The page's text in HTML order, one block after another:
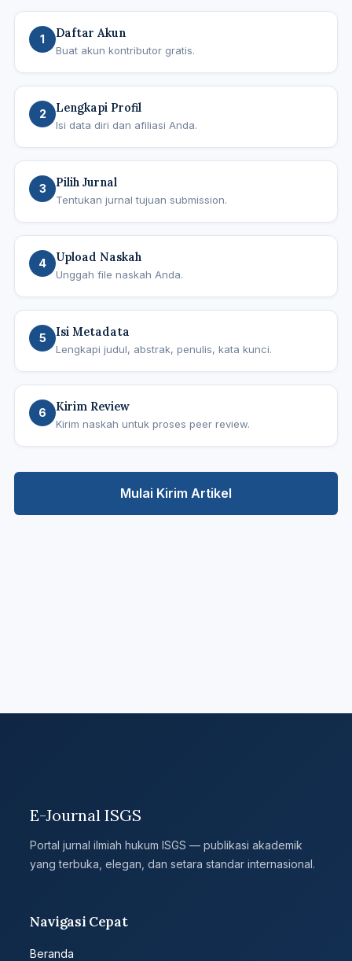
1 Daftar Akun
Buat akun kontributor gratis.
2 Lengkapi Profil
Isi data diri dan afiliasi Anda.
3 Pilih Jurnal
Tentukan jurnal tujuan submission.
4 Upload Naskah
Unggah file naskah Anda.
5 Isi Metadata
Lengkapi judul, abstrak, penulis, kata kunci.
6 Kirim Review
Kirim naskah untuk proses peer review.
Mulai Kirim Artikel
E-Journal ISGS
Portal jurnal ilmiah hukum ISGS — publikasi akademik
yang terbuka, elegan, dan setara standar internasional.
Navigasi Cepat
Beranda